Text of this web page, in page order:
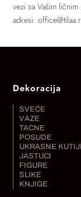
vezi sa Vašim
adresi:
Dekoracija
SVEĆE
VAZE
TACNE
POSUDE
UKRASNE
JASTUCI
FIGURE
SLIKE
KNJIGE